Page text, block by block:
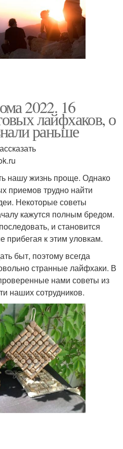
2022. 16
лайфхаков, о
раньше
нашу жизнь проще. Однако
приемов трудно найти
Некоторые советы
кажутся полным бредом.
и становится
прибегая к этим уловкам.
быт, поэтому всегда
странные лайфхаки. В
нами советы из
наших сотрудников.